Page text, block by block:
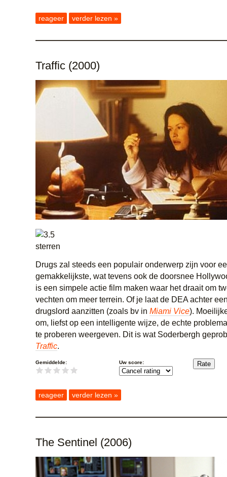
reageer verder lezen »
Traffic (2000)
Drugs zal steeds een populair onderwerp zijn voor
gemakkelijkste, wat tevens ook de doorsnee
is een simpele actie film maken waar het draait om
vechten om meer terrein. Of je laat de DEA achter
drugslord aanzitten (zoals bv in Miami Vice).
om, liefst op een intelligente wijze, de echte
te proberen weergeven. Dit is wat Soderbergh
Traffic.
Gemiddelde: Uw score:
reageer verder lezen »
The Sentinel (2006)